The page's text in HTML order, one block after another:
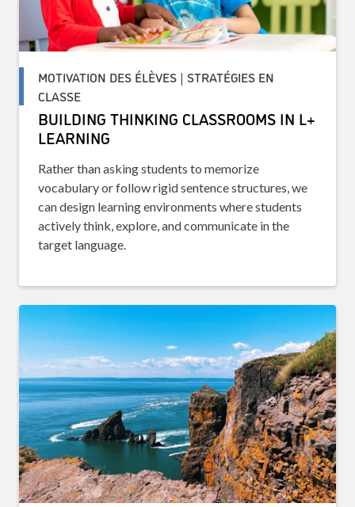
MOTIVATION DES ÉLÈVES | STRATÉGIES EN
CLASSE
BUILDING THINKING CLASSROOMS IN L+
LEARNING
Rather than asking students to memorize
vocabulary or follow rigid sentence structures, we
can design learning environments where students
actively think, explore, and communicate in the
target language.